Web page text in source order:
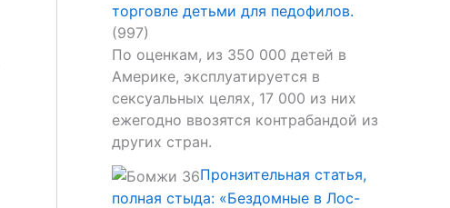
торговле детьми для педофилов.
(997)
По оценкам, из 350 000 детей в
Америке, эксплуатируется в
сексуальных целях, 17 000 из них
ежегодно ввозятся контрабандой из
других стран.
Пронзительная статья,
полная стыда: «Бездомные в Лос-